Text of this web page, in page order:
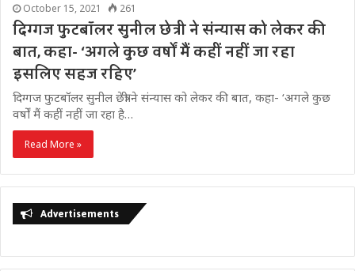
October 15, 2021 261
दिग्गज फुटबॉलर सुनील छेत्री ने संन्यास को लेकर की
बात, कहा- ‘अगले कुछ वर्षों मैं कहीं नहीं जा रहा
इसलिए सहज रहिए’
दिग्गज फुटबॉलर सुनील छेत्री ने संन्यास को लेकर की बात, कहा- ‘अगले कुछ
वर्षों मैं कहीं नहीं जा रहा है…
Read More »
Advertisements